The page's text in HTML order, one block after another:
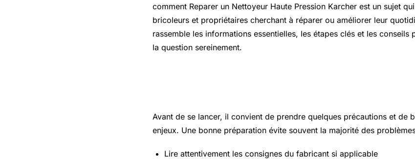
comment Reparer un Nettoyeur Haute Pression Karcher est un sujet
bricoleurs et propriétaires cherchant à réparer ou améliorer leur
rassemble les informations essentielles, les étapes clés et les conseils
la question sereinement.
Avant de se lancer, il convient de prendre quelques précautions et de
enjeux. Une bonne préparation évite souvent la majorité des
Lire attentivement les consignes du fabricant si applicable